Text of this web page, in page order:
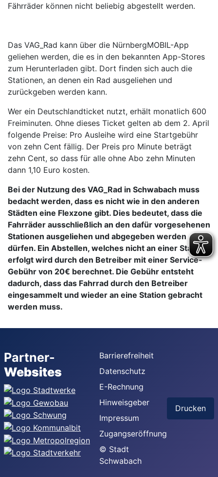
Fährräder können nicht beliebig abgestellt werden.
Das VAG_Rad kann über die NürnbergMOBIL-App
geliehen werden, die es in den bekannten App-Stores
zum Herunterladen gibt. Dort finden sich auch die
Stationen, an denen ein Rad ausgeliehen und
zurückgeben werden kann.
Wer ein Deutschlandticket nutzt, erhält monatlich 600
Freiminuten. Ohne dieses Ticket gelten ab dem 2. April
folgende Preise: Pro Ausleihe wird eine Startgebühr
von zehn Cent fällig. Der Preis pro Minute beträgt
zehn Cent, so dass für alle ohne Abo zehn Minuten
dann 1,10 Euro kosten.
Bei der Nutzung des VAG_Rad in Schwabach muss
bedacht werden, dass es nicht wie in den anderen
Städten eine Flexzone gibt. Dies bedeutet, dass die
Fahrräder ausschließlich an den dafür vorgesehenen
Stationen ausgeliehen und abgegeben werden
dürfen. Ein Abstellen, welches nicht an einer Station
erfolgt wird durch den Betreiber mit einer Service-
Gebühr von 20€ berechnet. Die Gebühr entsteht
dadurch, dass das Fahrrad durch den Betreiber
eingesammelt und wieder an eine Station gebracht
werden muss.
Partner-
Websites
Barrierefreiheit
Datenschutz
E-Rechnung
Hinweisgeber
Impressum
Zugangseröffnung
© Stadt
Schwabach
Drucken